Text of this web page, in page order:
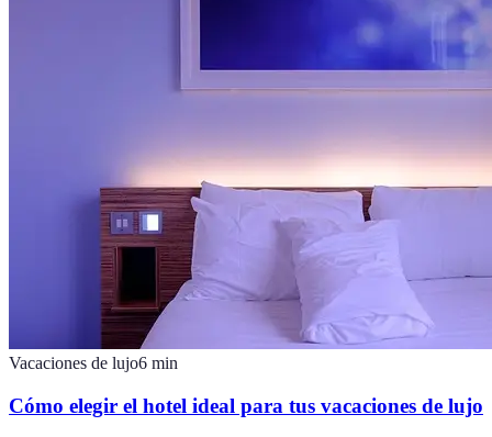
Vacaciones de lujo6 min
Cómo elegir el hotel ideal para tus vacaciones de lujo